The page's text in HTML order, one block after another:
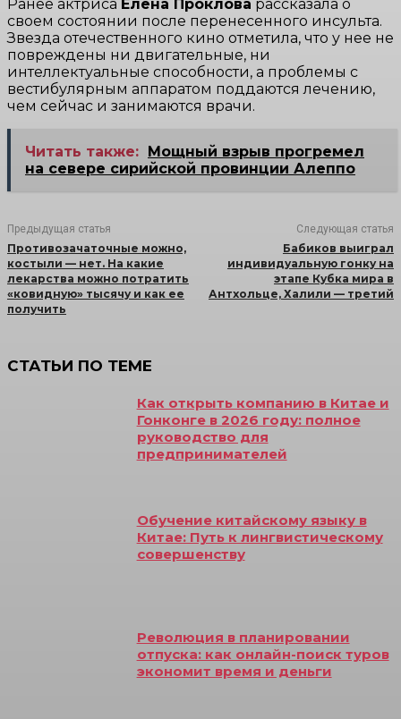
Ранее актриса Елена Проклова рассказала о
своем состоянии после перенесенного инсульта.
Звезда отечественного кино отметила, что у нее не
повреждены ни двигательные, ни
интеллектуальные способности, а проблемы с
вестибулярным аппаратом поддаются лечению,
чем сейчас и занимаются врачи.
Читать также: Мощный взрыв прогремел
на севере сирийской провинции Алеппо
Предыдущая статья
Противозачаточные можно,
костыли — нет. На какие
лекарства можно потратить
«ковидную» тысячу и как ее
получить
Следующая статья
Бабиков выиграл
индивидуальную гонку на
этапе Кубка мира в
Антхольце, Халили — третий
СТАТЬИ ПО ТЕМЕ
Как открыть компанию в Китае и
Гонконге в 2026 году: полное
руководство для
предпринимателей
Обучение китайскому языку в
Китае: Путь к лингвистическому
совершенству
Революция в планировании
отпуска: как онлайн-поиск туров
экономит время и деньги